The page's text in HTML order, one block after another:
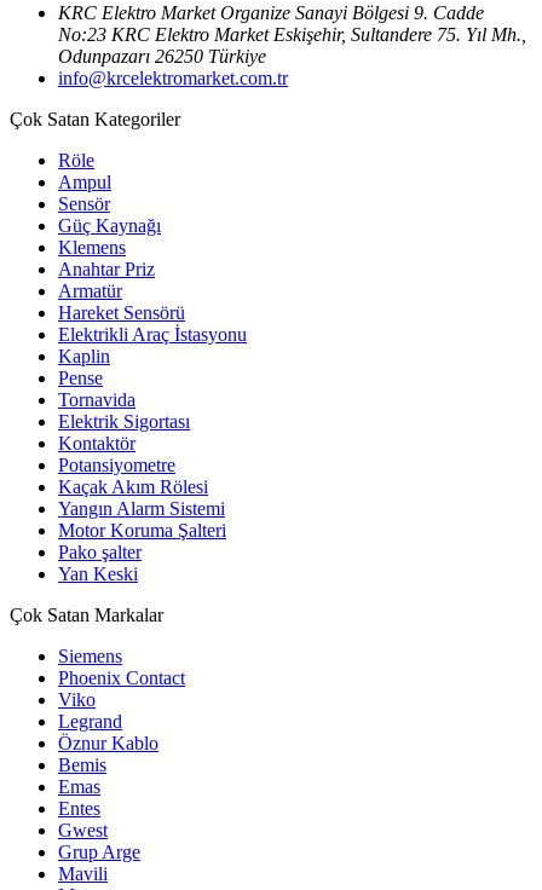
KRC Elektro Market Organize Sanayi Bölgesi 9. Cadde
No:23 KRC Elektro Market Eskişehir, Sultandere 75. Yıl Mh.,
Odunpazarı 26250 Türkiye
info@krcelektromarket.com.tr
Çok Satan Kategoriler
Röle
Ampul
Sensör
Güç Kaynağı
Klemens
Anahtar Priz
Armatür
Hareket Sensörü
Elektrikli Araç İstasyonu
Kaplin
Pense
Tornavida
Elektrik Sigortası
Kontaktör
Potansiyometre
Kaçak Akım Rölesi
Yangın Alarm Sistemi
Motor Koruma Şalteri
Pako şalter
Yan Keski
Çok Satan Markalar
Siemens
Phoenix Contact
Viko
Legrand
Öznur Kablo
Bemis
Emas
Entes
Gwest
Grup Arge
Mavili